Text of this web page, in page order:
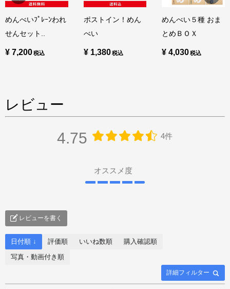
めんべいﾌﾟﾚｰﾝわれ
せんセット..
¥ 7,200
ポストイン！めん
べい
¥ 1,380
めんべい５種 おま
とめＢＯＸ
¥ 4,030
レビュー
4.75 4件
オススメ度
レビューを書く
詳細フィルター
日付順 ↓ 評価順 いいね数順
購入確認順
写真・動画付き順